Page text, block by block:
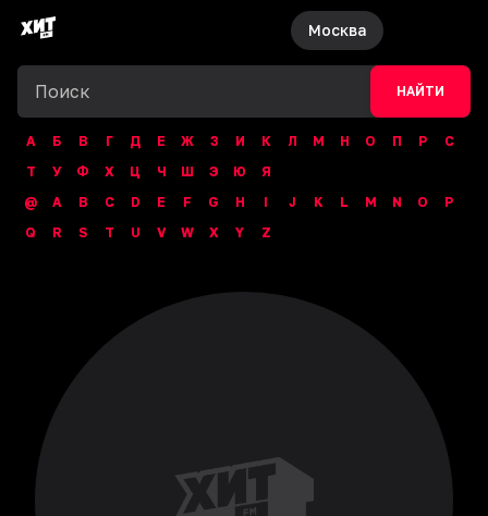
Москва
НАЙТИ
А Б В Г Д Е Ж З И К Л М Н О П Р
С
Т
У Ф Х Ц Ч Ш Э Ю
Я
@
A B C D E F G H I J K L M N O
P
Q
R S T U V W X Y Z